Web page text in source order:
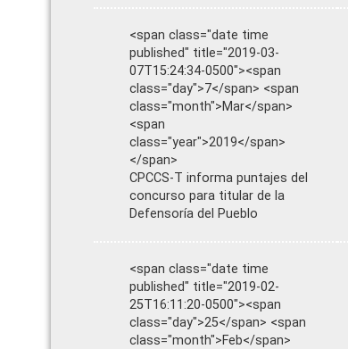
<span class="date time
published" title="2019-03-
07T15:24:34-0500"><span
class="day">7</span> <span
class="month">Mar</span>
<span
class="year">2019</span>
</span>
CPCCS-T informa puntajes del
concurso para titular de la
Defensoría del Pueblo
<span class="date time
published" title="2019-02-
25T16:11:20-0500"><span
class="day">25</span> <span
class="month">Feb</span>